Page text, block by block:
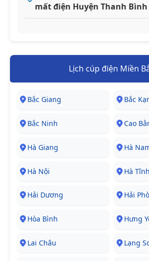
mất điện Huyện Thanh
Lịch cúp điện Miền
Bắc Giang Bắc
Bắc Ninh Cao
Hà Giang Hà
Hà Nội Hà Tĩnh
Hải Dương Hải
Hòa Bình Hưng
Lai Châu Lạng